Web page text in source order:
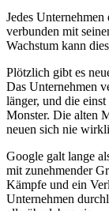
Jedes
verbunden mit
Wachstum kann
Plötzlich gibt es
Das Unternehmen
länger, und die
Monster. Die alten
neuen sich nie
Google galt lange
mit zunehmender
Kämpfe und ein
Unternehmen